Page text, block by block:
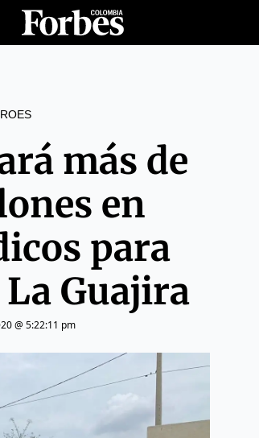
más de
en
para
Guajira
@ 5:22:11 pm